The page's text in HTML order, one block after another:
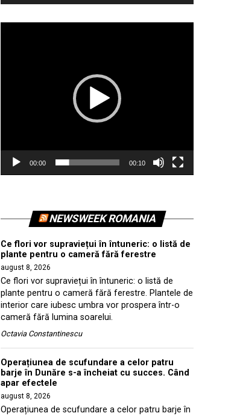
Player
00:00 00:10
NEWSWEEK ROMANIA
Ce flori vor supraviețui în întuneric: o listă de
plante pentru o cameră fără ferestre
august 8, 2026
Ce flori vor supraviețui în întuneric: o listă de
plante pentru o cameră fără ferestre. Plantele de
interior care iubesc umbra vor prospera într-o
cameră fără lumina soarelui.
Octavia Constantinescu
Operațiunea de scufundare a celor patru
barje în Dunăre s-a încheiat cu succes. Când
apar efectele
august 8, 2026
Operațiunea de scufundare a celor patru barje în